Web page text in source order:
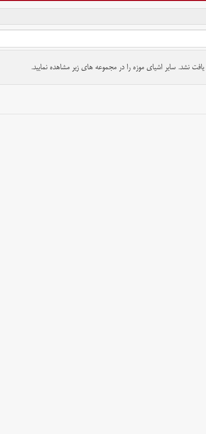
نشد. سایر اشیای موزه را در مجموعه های زیر مشاهده نمایید.
تمام حقوق برای موسسه کتابخانه و موزه ملی ملک محفوظ است.